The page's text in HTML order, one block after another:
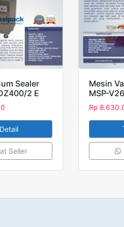
Sealer
2 E
Detail
Seller
Mesin
MSP-V26
Rp